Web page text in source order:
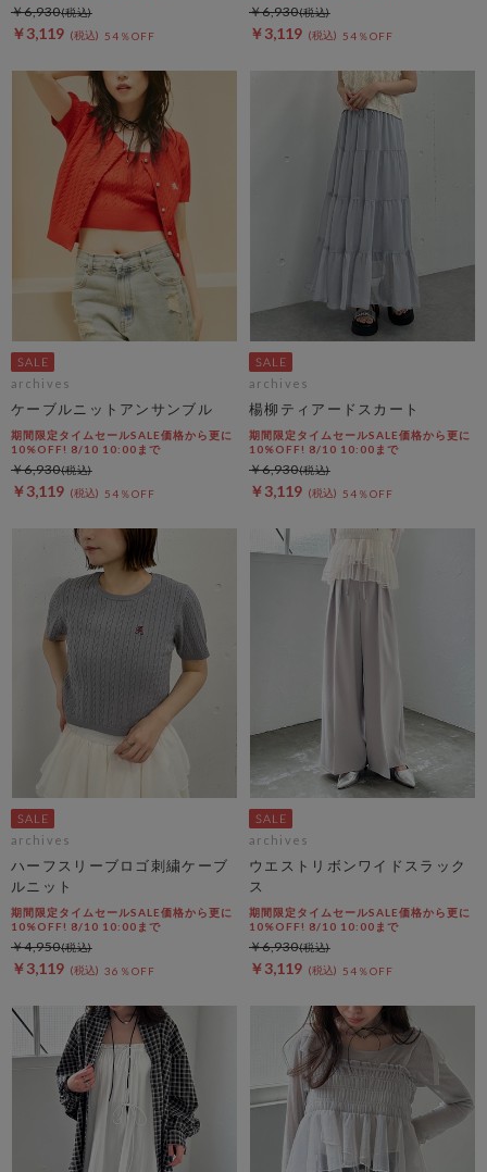
￥3,119 54％OFF
￥6,930
￥3,119 54％OFF
￥6,930
archives
ケーブルニットアンサンブル
期間限定タイムセールSALE価格から更に
10%OFF! 8/10 10:00まで
￥3,119 54％OFF
￥6,930
archives
楊柳ティアードスカート
期間限定タイムセールSALE価格から更に
10%OFF! 8/10 10:00まで
￥3,119 54％OFF
￥6,930
archives
ハーフスリーブロゴ刺繍ケーブ
ルニット
期間限定タイムセールSALE価格から更に
10%OFF! 8/10 10:00まで
￥3,119 36％OFF
￥4,950
archives
ウエストリボンワイドスラック
ス
期間限定タイムセールSALE価格から更に
10%OFF! 8/10 10:00まで
￥3,119 54％OFF
￥6,930